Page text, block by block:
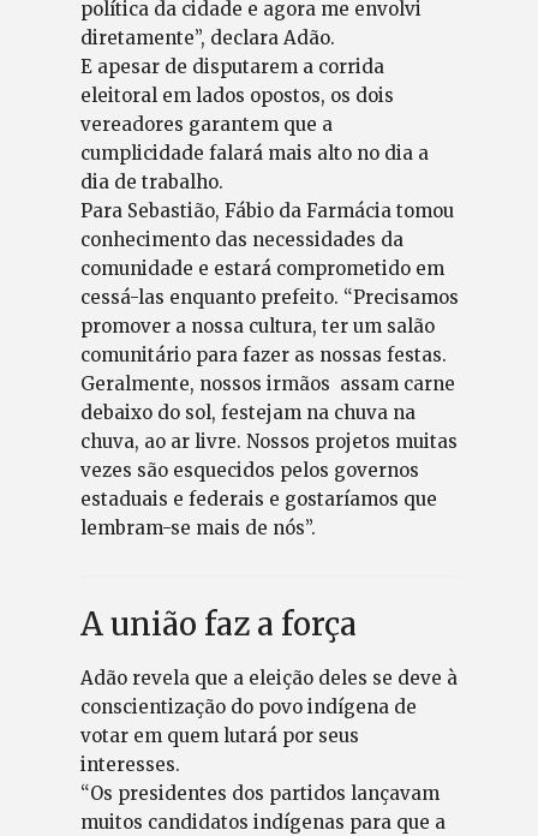
política da cidade e agora me envolvi
diretamente”, declara Adão.
E apesar de disputarem a corrida
eleitoral em lados opostos, os dois
vereadores garantem que a
cumplicidade falará mais alto no dia a
dia de trabalho.
Para Sebastião, Fábio da Farmácia tomou
conhecimento das necessidades da
comunidade e estará comprometido em
cessá-las enquanto prefeito. “Precisamos
promover a nossa cultura, ter um salão
comunitário para fazer as nossas festas.
Geralmente, nossos irmãos assam carne
debaixo do sol, festejam na chuva na
chuva, ao ar livre. Nossos projetos muitas
vezes são esquecidos pelos governos
estaduais e federais e gostaríamos que
lembram-se mais de nós”.
A união faz a força
Adão revela que a eleição deles se deve à
conscientização do povo indígena de
votar em quem lutará por seus
interesses.
“Os presidentes dos partidos lançavam
muitos candidatos indígenas para que a